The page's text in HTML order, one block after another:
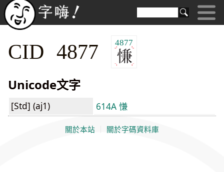
CID 4877 4877
Unicode文字
[Std] (aj1) 614A 慊
關於本站 關於字碼資料庫